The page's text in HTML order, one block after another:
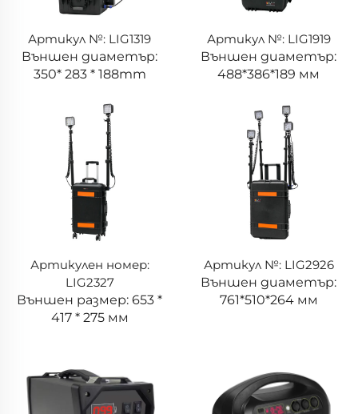
Артикул №: LIG1319
Външен диаметър:
350* 283 * 188mm
Артикул №: LIG1919
Външен диаметър:
488*386*189 мм
Артикулен номер:
LIG2327
Външен размер: 653 *
417 * 275 мм
Артикул №: LIG2926
Външен диаметър:
761*510*264 мм